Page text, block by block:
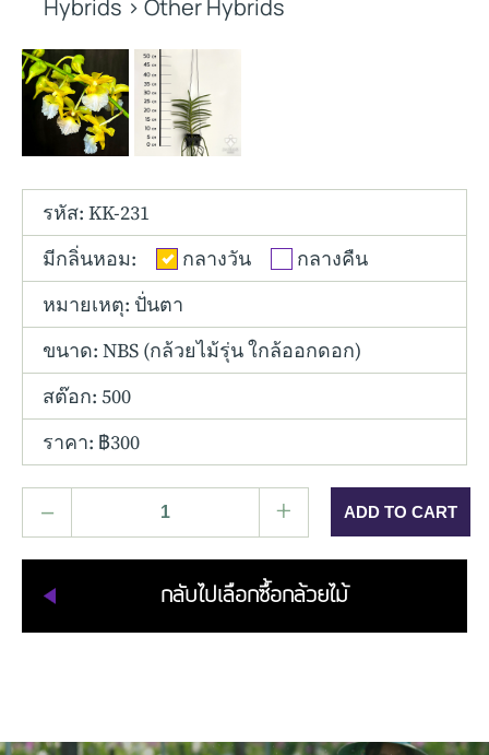
Tolumnia
Vanda
Hybrids > Other Hybrids
รหัส: KK-231
มีกลิ่นหอม:
กลางวัน
กลางคืน
หมายเหตุ: ปั่นตา
ขนาด: NBS (กล้วยไม้รุ่น ใกล้ออกดอก)
สต๊อก: 500
ราคา: ฿300
– +
กลับไปเลือกซื้อกล้วยไม้